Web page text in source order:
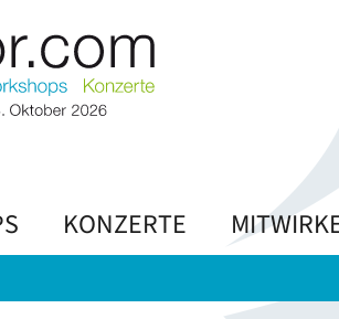
KONZERTE